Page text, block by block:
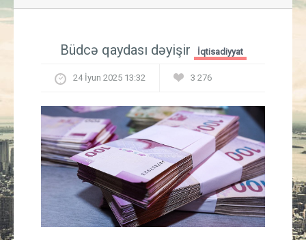
İqtisadiyyat
Hadisə
Güney Azərbaycan
Mədəniyyət
Büdcə qaydası dəyişir İqtisadiyyat
24 İyun 2025 13:32 3 276